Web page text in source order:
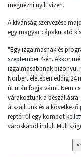
megnézni nyílt vízen.
A kívánság szervezése
egy magyar cápakutató
"Egy izgalmasnak és
szeptember 4-én. Akkor
izgalmasabbnak bizonyul
Norbert életében eddig 24
út után fogja várni. Nem
várakoztunk a
átszálltunk és a
reptérről egy kompot
városkából indult Mull